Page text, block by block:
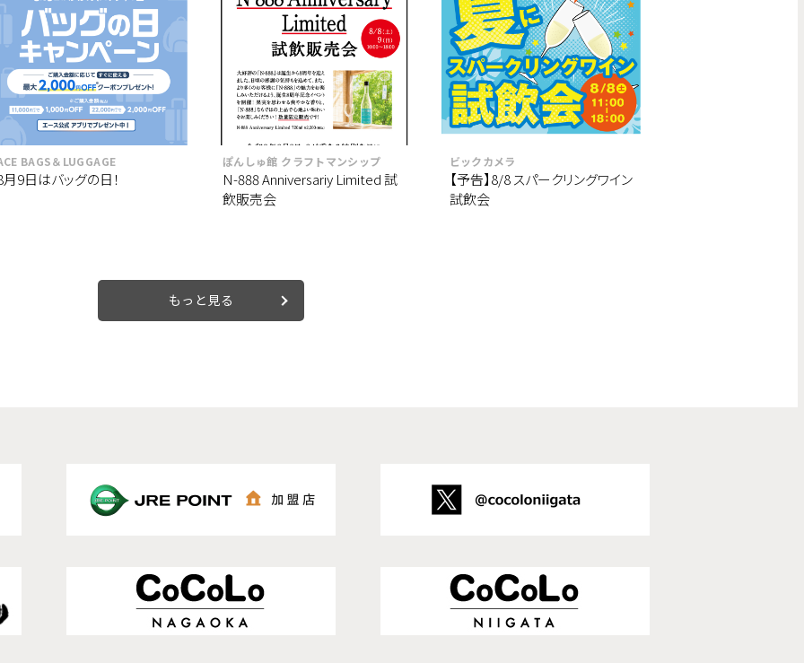
BAGS＆LUGGAGE
月9日はバッグの日！
ぽんしゅ館 クラフトマンシップ
N-888 Anniversariy Limited 試
飲販売会
ビックカメラ
【予告】8/8 スパークリングワイン
試飲会
もっと見る